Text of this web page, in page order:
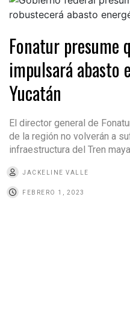
Fonatur presume
impulsará abasto
Yucatán
El director general de
de la región no volverán a
infraestructura del Tren maya
JACKELINE VALLE
FEBRERO 1, 2023